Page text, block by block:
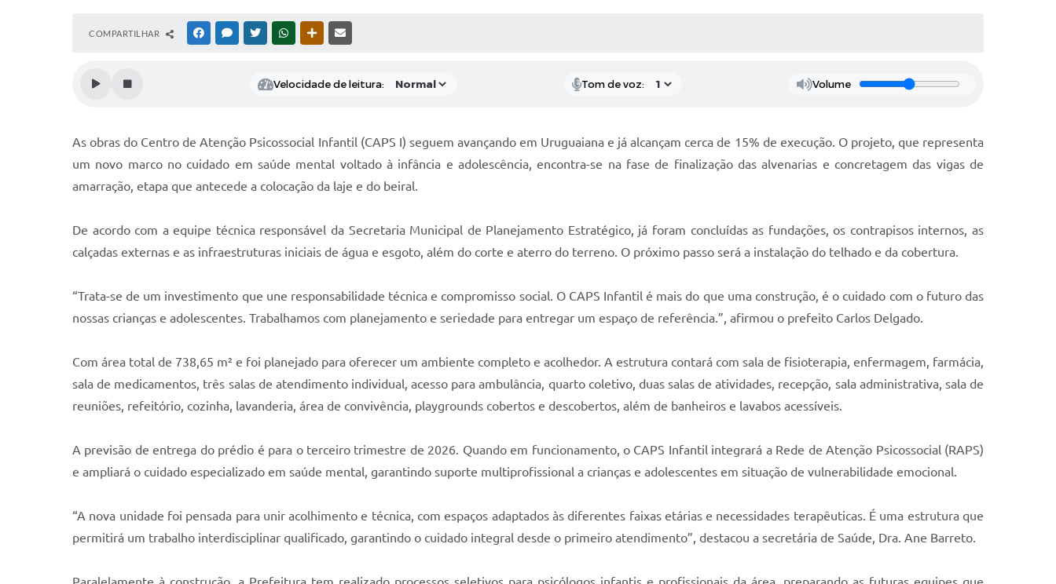
COMPARTILHAR FACEBOOKMESSENGER
TWITTERWHATSAPPOUTRAS MÍDIAS
Velocidade de leitura: Tom de voz: Volume
As obras do Centro de Atenção Psicossocial Infantil (CAPS I) seguem avançando em Uruguaiana e já alcançam cerca de 15% de execução. O projeto, que representa
um novo marco no cuidado em saúde mental voltado à infância e adolescência, encontra-se na fase de finalização das alvenarias e concretagem das vigas de
amarração, etapa que antecede a colocação da laje e do beiral.
De acordo com a equipe técnica responsável da Secretaria Municipal de Planejamento Estratégico, já foram concluídas as fundações, os contrapisos internos, as
calçadas externas e as infraestruturas iniciais de água e esgoto, além do corte e aterro do terreno. O próximo passo será a instalação do telhado e da cobertura.
“Trata-se de um investimento que une responsabilidade técnica e compromisso social. O CAPS Infantil é mais do que uma construção, é o cuidado com o futuro das
nossas crianças e adolescentes. Trabalhamos com planejamento e seriedade para entregar um espaço de referência.”, afirmou o prefeito Carlos Delgado.
Com área total de 738,65 m² e foi planejado para oferecer um ambiente completo e acolhedor. A estrutura contará com sala de fisioterapia, enfermagem, farmácia,
sala de medicamentos, três salas de atendimento individual, acesso para ambulância, quarto coletivo, duas salas de atividades, recepção, sala administrativa, sala de
reuniões, refeitório, cozinha, lavanderia, área de convivência, playgrounds cobertos e descobertos, além de banheiros e lavabos acessíveis.
A previsão de entrega do prédio é para o terceiro trimestre de 2026. Quando em funcionamento, o CAPS Infantil integrará a Rede de Atenção Psicossocial (RAPS)
e ampliará o cuidado especializado em saúde mental, garantindo suporte multiprofissional a crianças e adolescentes em situação de vulnerabilidade emocional.
“A nova unidade foi pensada para unir acolhimento e técnica, com espaços adaptados às diferentes faixas etárias e necessidades terapêuticas. É uma estrutura que
permitirá um trabalho interdisciplinar qualificado, garantindo o cuidado integral desde o primeiro atendimento”, destacou a secretária de Saúde, Dra. Ane Barreto.